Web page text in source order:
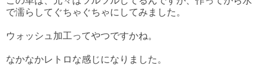
で濡らしてぐちゃぐちゃにしてみました。
ウォッシュ加工ってやつですかね。
なかなかレトロな感じになりました。